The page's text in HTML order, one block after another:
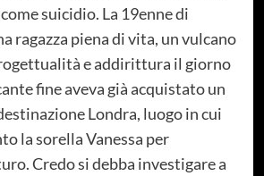
suicidio. La 19enne di
ragazza piena di vita, un vulcano
e addirittura il giorno
fine aveva già acquistato un
Londra, luogo in cui
la sorella Vanessa per
Credo si debba investigare a